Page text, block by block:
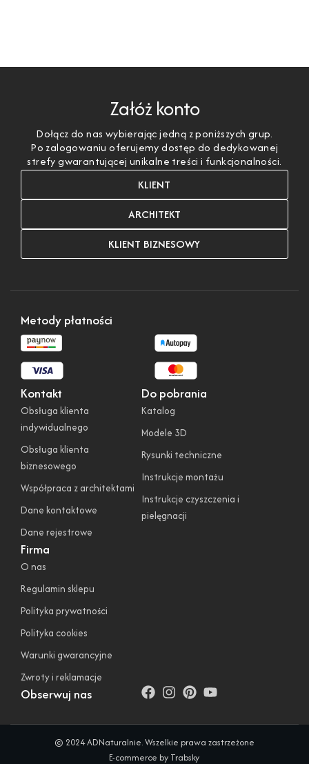
Załóż konto
Dołącz do nas wybierając jedną z poniższych grup.
Po zalogowaniu oferujemy dostęp do dedykowanej
strefy gwarantującej unikalne treści i funkcjonalności.
KLIENT
ARCHITEKT
KLIENT BIZNESOWY
Firma
O nas
Regulamin sklepu
Polityka prywatności
Polityka cookies
Warunki gwarancyjne
Zwroty i reklamacje
Kontakt
Obsługa klienta
indywidualnego
Obsługa klienta
biznesowego
Współpraca z architektami
Dane kontaktowe
Dane rejestrowe
Do pobrania
Katalog
Modele 3D
Rysunki techniczne
Instrukcje montażu
Instrukcje czyszczenia i
pielęgnacji
Metody płatności
Obserwuj nas
© 2024 ADNaturalnie. Wszelkie prawa zastrzeżone
E-commerce by Trabsky